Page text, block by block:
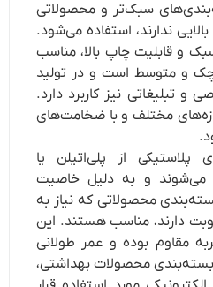
سبک‌تر و محصولاتی
ندارند، استفاده می‌شود.
و قابلیت چاپ بالا، مناسب
و متوسط است و در تولید
تبلیغاتی نیز کاربرد دارد.
مختلف و با ضخامت‌های
پلاستیکی از پلی‌اتیلن یا
می‌شوند و به دلیل خاصیت
محصولاتی که نیاز به
دارند، مناسب هستند. این
مقاوم بوده و عمر طولانی
بسته‌بندی محصولات بهداشتی،